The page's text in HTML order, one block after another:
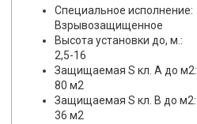
Специальное исполнение:
Взрывозащищенное
Высота установки до, м.:
2,5-16
Защищаемая S кл. А до м2:
80 м2
Защищаемая S кл. B до м2:
36 м2